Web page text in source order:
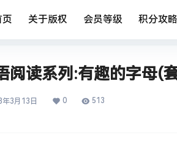
页 关于版权 会员等级 积分攻略
阅读系列:有趣的字母(
年3月13日 0 513